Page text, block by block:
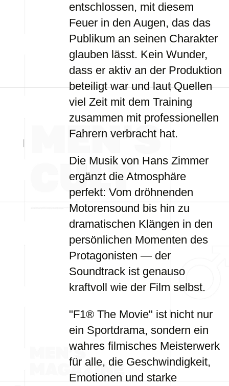
entschlossen, mit diesem
Feuer in den Augen, das das
Publikum an seinen Charakter
glauben lässt. Kein Wunder,
dass er aktiv an der Produktion
beteiligt war und laut Quellen
viel Zeit mit dem Training
zusammen mit professionellen
Fahrern verbracht hat.
Die Musik von Hans Zimmer
ergänzt die Atmosphäre
perfekt: Vom dröhnenden
Motorensound bis hin zu
dramatischen Klängen in den
persönlichen Momenten des
Protagonisten — der
Soundtrack ist genauso
kraftvoll wie der Film selbst.
"F1® The Movie" ist nicht nur
ein Sportdrama, sondern ein
wahres filmisches Meisterwerk
für alle, die Geschwindigkeit,
Emotionen und starke